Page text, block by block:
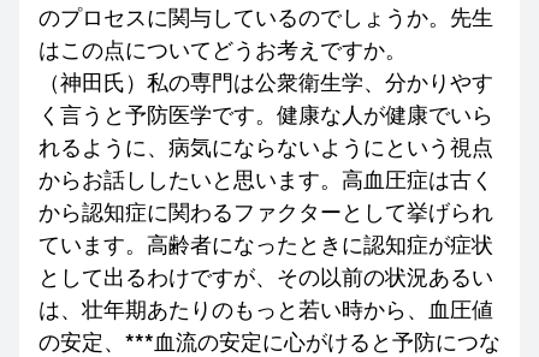
のプロセスに関与しているのでしょうか。先生
はこの点についてどうお考えですか。
（神田氏）私の専門は公衆衛生学、分かりやす
く言うと予防医学です。健康な人が健康でいら
れるように、病気にならないようにという視点
からお話ししたいと思います。高血圧症は古く
から認知症に関わるファクターとして挙げられ
ています。高齢者になったときに認知症が症状
として出るわけですが、その以前の状況あるい
は、壮年期あたりのもっと若い時から、血圧値
の安定、***血流の安定に心がけると予防につな